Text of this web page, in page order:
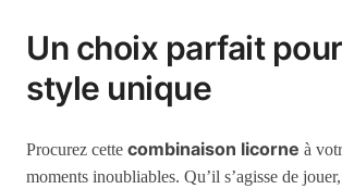
Un choix parfait
style unique
Procurez cette combinaison licorne à
moments inoubliables. Qu’il s’agisse de